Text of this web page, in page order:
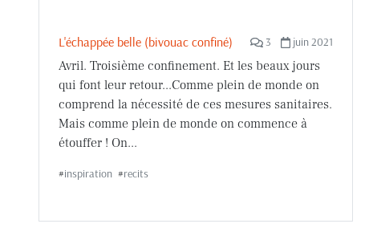
3 juin 2021
L'échappée belle (bivouac confiné)
Avril. Troisième confinement. Et les beaux jours
qui font leur retour...Comme plein de monde on
comprend la nécessité de ces mesures sanitaires.
Mais comme plein de monde on commence à
étouffer ! On...
#inspiration #recits